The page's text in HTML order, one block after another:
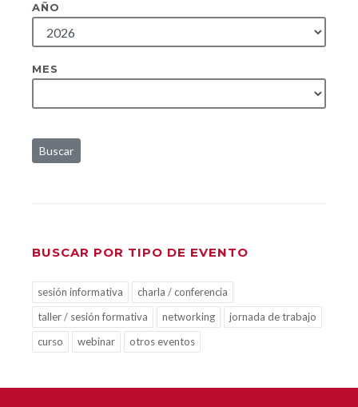
AÑO
MES
Buscar
BUSCAR POR TIPO DE EVENTO
sesión informativa
charla / conferencia
taller / sesión formativa
networking
jornada de trabajo
curso
webinar otros eventos